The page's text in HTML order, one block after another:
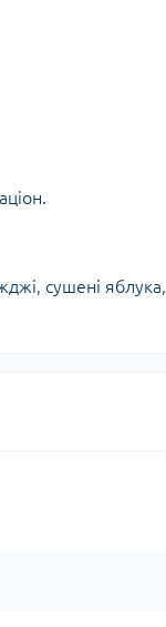
сушені яблука,